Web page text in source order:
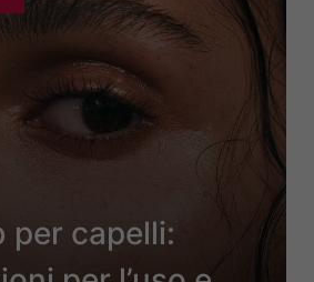
per capelli: